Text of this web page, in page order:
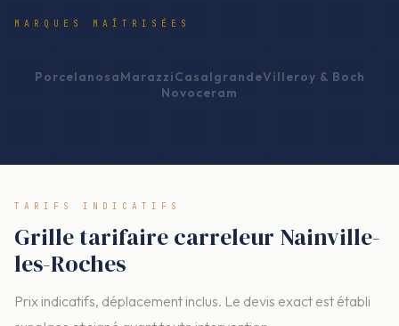
MARQUES MAÎTRISÉES
PorcelanosaMarazziCasalgrandeVilleroy & Boch
Novoceram
TARIFS INDICATIFS
Grille tarifaire carreleur Nainville-
les-Roches
Prix indicatifs, déplacement inclus. Le devis exact est établi